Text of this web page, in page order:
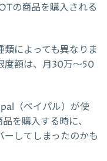
の商品を購入される
によっても異なりま
度額は、月30万～50
（ペイパル）が使
を購入する時に、
してしまったのかも